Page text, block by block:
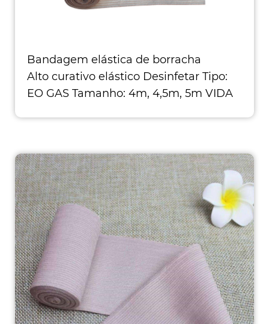
Bandagem elástica de borracha
Alto curativo elástico Desinfetar Tipo:
EO GAS Tamanho: 4m, 4,5m, 5m VIDA